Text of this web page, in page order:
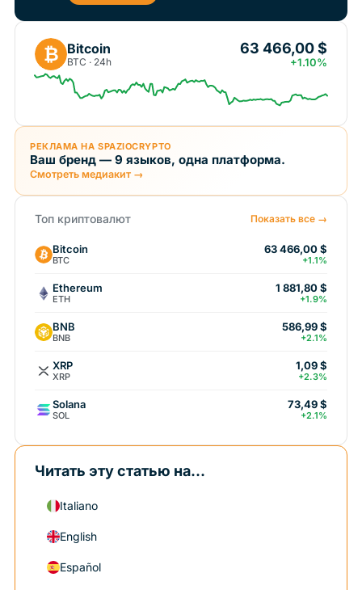
₿ Bitcoin
BTC · 24h
63 466,00 $
+1.10%
РЕКЛАМА НА SPAZIOCRYPTO
Ваш бренд — 9 языков, одна платформа.
Смотреть медиакит →
Топ криптовалют Показать все →
Bitcoin
BTC
63 466,00 $
+1.1%
Ethereum
ETH
1 881,80 $
+1.9%
BNB
BNB
586,99 $
+2.1%
XRP
XRP
1,09 $
+2.3%
Solana
SOL
73,49 $
+2.1%
Читать эту статью на...
Italiano
English
Español